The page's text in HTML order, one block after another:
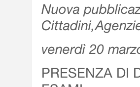
Nuova
venerdì 20
PRESENZA DI